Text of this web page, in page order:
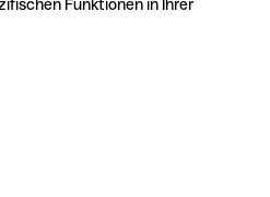
Funktionen in Ihrer